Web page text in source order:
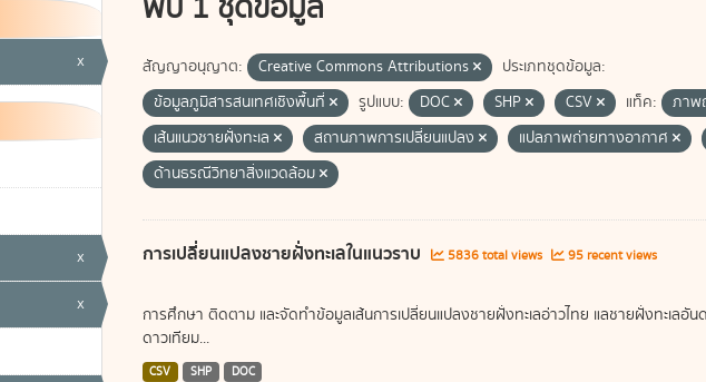
x
x
x
สัญญาอนุญาต: Creative Commons Attributions
ประเภทชุดข้อมูล:
ข้อมูลภูมิสารสนเทศเชิงพื้นที่
รูปแบบ: DOC SHP CSV แท็ค: ภาพ
เส้นแนวชายฝั่งทะเล
สถานภาพการเปลี่ยนแปลง แปลภาพถ่ายทางอากาศ
ด้านธรณีวิทยาสิ่งแวดล้อม
การเปลี่ยนแปลงชายฝั่งทะเลในแนวราบ 5836 total views 95 recent views
การศึกษา ติดตาม และจัดทำข้อมูลเส้นการเปลี่ยนแปลงชายฝั่งทะเลอ่าวไทย แลชายฝั่งทะเล
ดาวเทียม...
CSV SHP DOC